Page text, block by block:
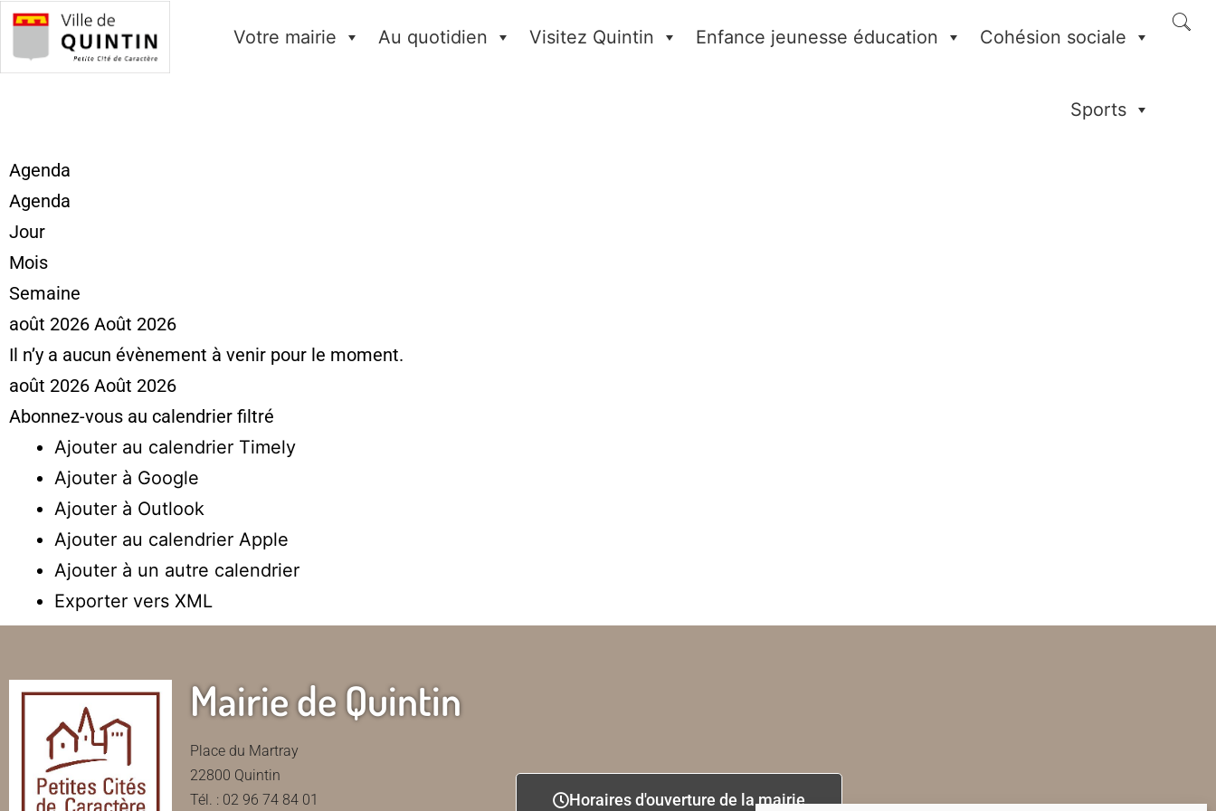
Votre mairie Au quotidien Visitez Quintin Enfance jeunesse éducation Cohésion sociale
Sports
Agenda
Agenda
Jour
Mois
Semaine
août 2026 Août 2026
Il n’y a aucun évènement à venir pour le moment.
août 2026 Août 2026
Abonnez-vous au calendrier filtré
Ajouter au calendrier Timely
Ajouter à Google
Ajouter à Outlook
Ajouter au calendrier Apple
Ajouter à un autre calendrier
Exporter vers XML
Mairie de Quintin
Place du Martray
22800 Quintin
Tél. : 02 96 74 84 01
Horaires d'ouverture de la mairie